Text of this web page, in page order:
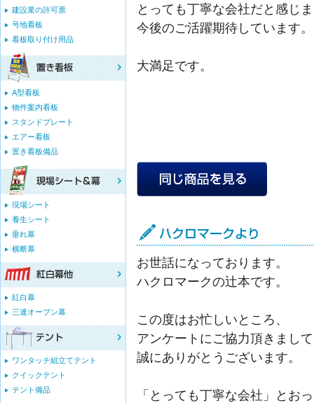
とっても丁寧な会社だと感じ
今後のご活躍期待しています。
大満足です。
お世話になっております。
ハクロマークの辻本です。
この度はお忙しいところ、
アンケートにご協力頂きまし
誠にありがとうございます。
「とっても丁寧な会社」とお
建設業の許可票
号地看板
看板取り付け用品
A型看板
物件案内看板
スタンドプレート
エアー看板
置き看板備品
現場シート
養生シート
垂れ幕
横断幕
紅白幕
三連オープン幕
ワンタッチ組立てテント
クイックテント
テント備品